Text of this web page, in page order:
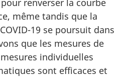
même tandis que la
19 se poursuit dans
que les mesures de
individuelles
sont efficaces et